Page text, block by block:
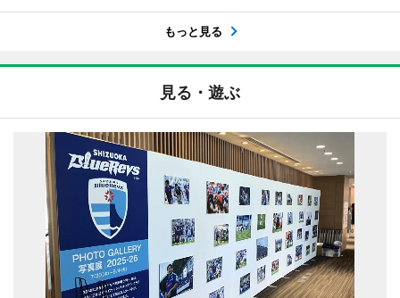
もっと見る
見る・遊ぶ